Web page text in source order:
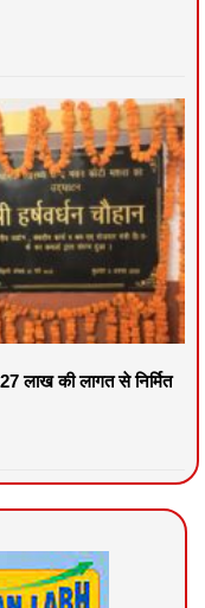
लाख की लागत से निर्मित